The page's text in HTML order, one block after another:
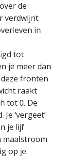
de
verdwijnt
in
tot
je meer dan
fronten
raakt
tot 0. De
‘vergeet’
je lijf
maalstroom
op je.